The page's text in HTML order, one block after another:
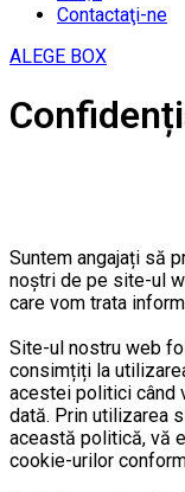
Contactaţi-ne
ALEGE BOX
Suntem angajați să
noștri de pe site-ul
care vom trata
Site-ul nostru web
consimțiți la
acestei politici când
dată. Prin utilizarea
această politică, vă
cookie-urilor